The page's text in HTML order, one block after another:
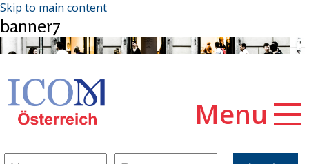
Skip to main content
banner7
Menu